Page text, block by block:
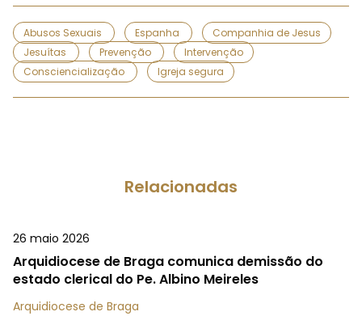
Abusos Sexuais Espanha
Companhia de Jesus
Jesuítas
Prevenção
Intervenção
Consciencialização
Igreja segura
Relacionadas
26 maio 2026
Arquidiocese de Braga comunica demissão do
estado clerical do Pe. Albino Meireles
Arquidiocese de Braga